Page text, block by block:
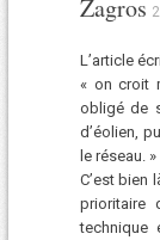
Zagros
L’article
« on croit
obligé de
d’éolien,
le réseau. »
C’est bien
prioritaire
technique